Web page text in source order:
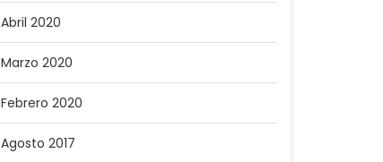
Abril 2020
Marzo 2020
Febrero 2020
Agosto 2017